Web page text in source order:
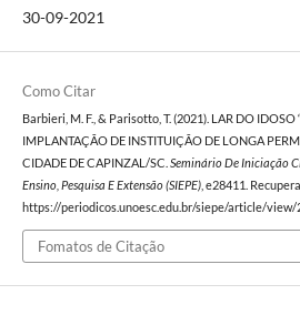
30-09-2021
Como Citar
Barbieri, M. F., & Parisotto, T. (2021). LAR DO IDOSO
IMPLANTAÇÃO DE INSTITUIÇÃO DE LONGA
CIDADE DE CAPINZAL/SC. Seminário De Iniciação
Ensino, Pesquisa E Extensão (SIEPE), e28411.
https://periodicos.unoesc.edu.br/siepe/article/view/
Fomatos de Citação